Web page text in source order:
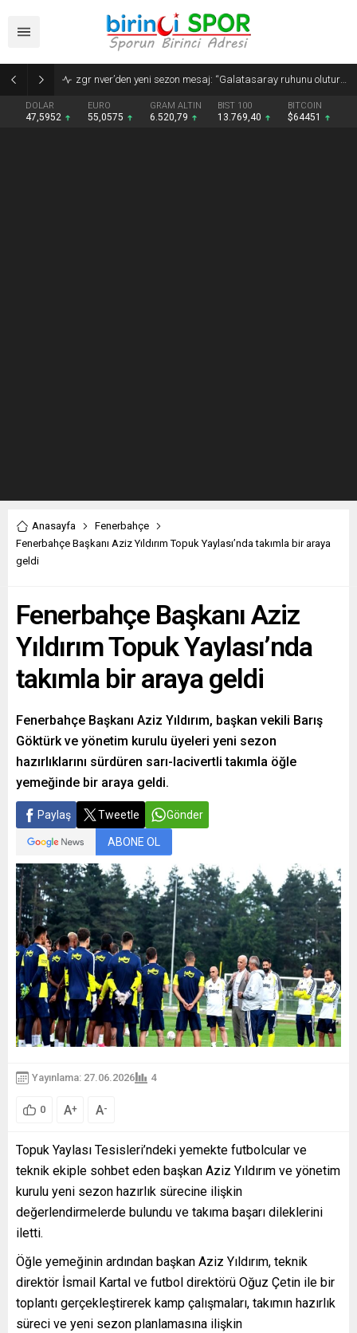
Denizli Basket’te Egemen ve Mustafa Sami’den imza
DOLAR
47,5952
EURO
55,0575
GRAM ALTIN
6.520,79
BIST 100
13.769,40
BITCOIN
$64451
Anasayfa
Fenerbahçe
Fenerbahçe Başkanı Aziz Yıldırım Topuk Yaylası’nda takımla bir araya
geldi
Fenerbahçe Başkanı Aziz
Yıldırım Topuk Yaylası’nda
takımla bir araya geldi
Fenerbahçe Başkanı Aziz Yıldırım, başkan vekili Barış
Göktürk ve yönetim kurulu üyeleri yeni sezon
hazırlıklarını sürdüren sarı-lacivertli takımla öğle
yemeğinde bir araya geldi.
Paylaş Tweetle Gönder
ABONE OL
Yayınlama: 27.06.2026 4
0 A+ A-
Topuk Yaylası Tesisleri’ndeki yemekte futbolcular ve
teknik ekiple sohbet eden başkan Aziz Yıldırım ve yönetim
kurulu yeni sezon hazırlık sürecine ilişkin
değerlendirmelerde bulundu ve takıma başarı dileklerini
iletti.
Öğle yemeğinin ardından başkan Aziz Yıldırım, teknik
direktör İsmail Kartal ve futbol direktörü Oğuz Çetin ile bir
toplantı gerçekleştirerek kamp çalışmaları, takımın hazırlık
süreci ve yeni sezon planlamasına ilişkin